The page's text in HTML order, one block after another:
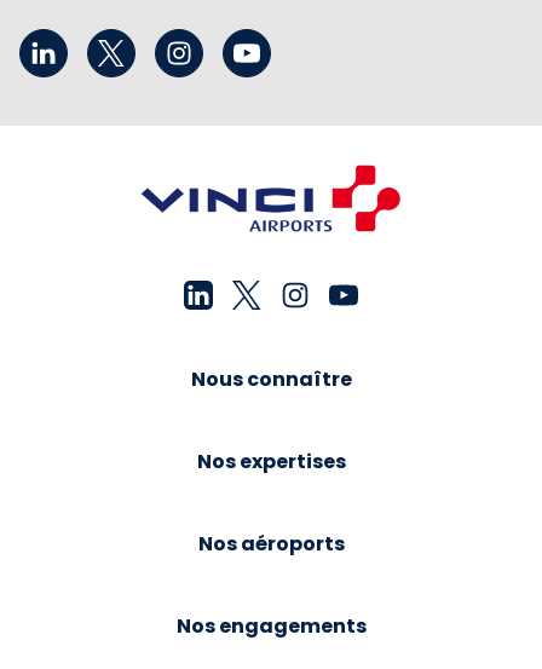
Nous connaître
Nos expertises
Nos aéroports
Nos engagements